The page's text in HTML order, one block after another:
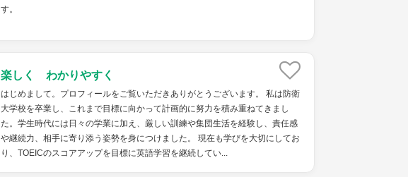
す。
楽しく わかりやすく
はじめまして。プロフィールをご覧いただきありがとうございます。 私は防衛
大学校を卒業し、これまで目標に向かって計画的に努力を積み重ねてきまし
た。学生時代には日々の学業に加え、厳しい訓練や集団生活を経験し、責任感
や継続力、相手に寄り添う姿勢を身につけました。 現在も学びを大切にしてお
り、TOEICのスコアアップを目標に英語学習を継続してい...